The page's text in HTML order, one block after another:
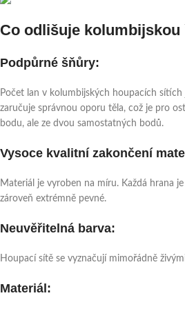
Co odlišuje
Podpůrné šňůry:
Počet lan v kolumbijských houpacích
zaručuje správnou oporu těla, což je pro
bodu, ale ze dvou samostatných bodů.
Vysoce kvalitní zakončení
Materiál je vyroben na míru. Každá hrana
zároveň extrémně pevné.
Neuvěřitelná barva:
Houpací sítě se vyznačují mimořádně
Materiál: